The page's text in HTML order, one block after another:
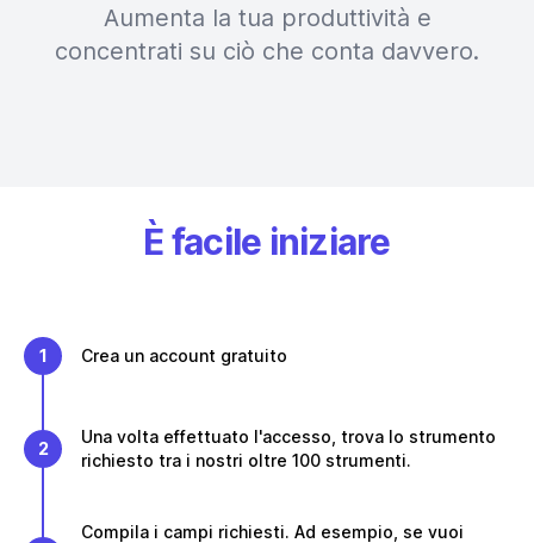
Aumenta la tua produttività e
concentrati su ciò che conta davvero.
È facile iniziare
1 Crea un account gratuito
2
Una volta effettuato l'accesso, trova lo strumento
richiesto tra i nostri oltre 100 strumenti.
Compila i campi richiesti. Ad esempio, se vuoi